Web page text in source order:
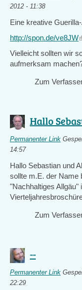
2012 - 11:38
Eine kreative
http://spon.de/ve8JW
Vielleicht sollten wir
aufmerksam
Zum
Hallo
Permanenter Link
14:57
Hallo Sebastian und
sollte m.E. der Name
"Nachhaltiges Allgäu"
Zum
--
Permanenter Link
22:29